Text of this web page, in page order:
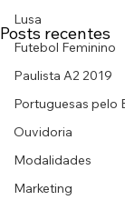
Lusa
Futebol Feminino
Paulista A2 2019
Portuguesas pelo
Ouvidoria
Modalidades
Marketing
Posts recentes